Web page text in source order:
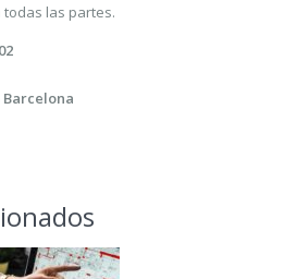
las partes.
Barcelona